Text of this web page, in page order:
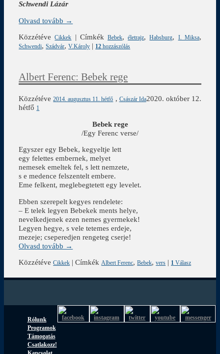
Schwendi Lázár
Olvasd tovább →
Közzétéve
Cikkek | Címkék Bebek,életrajz,Habsburg, I. Miksa,
Schwendi,Szádvár,V.Károly | 12 hozzászólás
Albert Ferenc: Bebek rege
Közzétéve2014. augusztus 11. hétfő , Császár Ida2020. október 12.
hétfő 1
Bebek rege
/Egy Ferenc verse/
Egyszer egy Bebek, kegyeltje lett
egy felettes embernek, melyet
nemesek emeltek fel, s lett nemzete,
s e medence felszentelt embere.
Eme felkent, meglebegtetett egy levelet.
Ebben szerepelt kegyes rendelete:
– E telek legyen Bebekek ments helye,
nevelkedjenek ezen nemes gyermekek!
Legyen hegye, s vele tetemes erdeje,
mezeje; cseperedjen rengeteg cserje!
Olvasd tovább →
Közzétéve Cikkek |Címkék Albert Ferenc,Bebek,vers | 1 Válasz
Rólunk
Programok
Támogatás
Csatlakozz!